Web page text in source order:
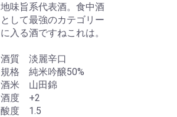
地味旨系代表酒。食中酒
として最強のカテゴリー
に入る酒ですねこれは。
酒質 淡麗辛口
規格 純米吟醸50%
酒米 山田錦
酒度 +2
酸度 1.5